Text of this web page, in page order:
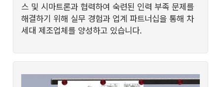
스 및 시마트론과 협력하여 숙련된 인력 부족 문제를
해결하기 위해 실무 경험과 업계 파트너십을 통해 차
세대 제조업체를 양성하고 있습니다.